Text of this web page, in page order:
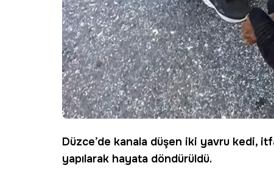
Düzce’de kanala düşen iki yavru kedi,
yapılarak hayata döndürüldü.